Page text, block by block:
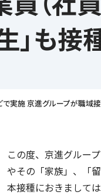
社および関係会社
ンチャイズ事業
ーシャルメディア公式アカウ
タルガバナンス方針
責事項
お問合せ
事業 採用
生」も
実施 京進グループが職域接
この度、京進グルー
やその「家族」、「
本接種におきまして